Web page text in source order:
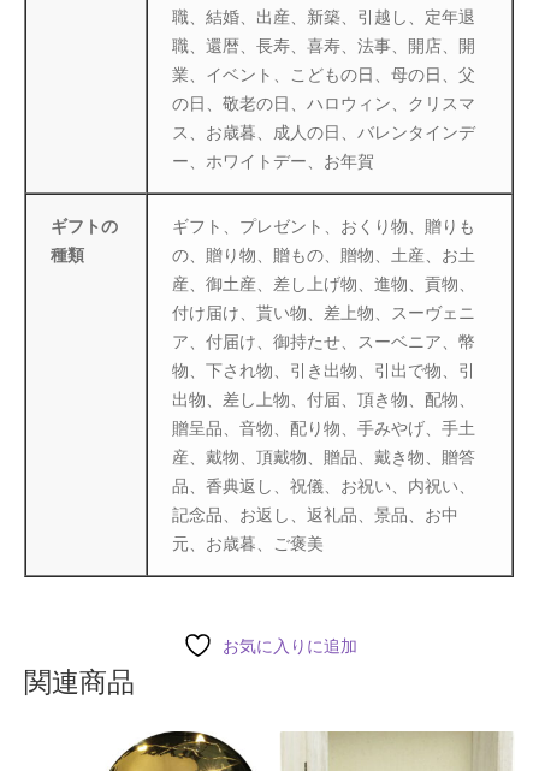
職、結婚、出産、新築、引越し、定年退
職、還暦、長寿、喜寿、法事、開店、開
業、イベント、こどもの日、母の日、父
の日、敬老の日、ハロウィン、クリスマ
ス、お歳暮、成人の日、バレンタインデ
ー、ホワイトデー、お年賀
ギフトの
種類
ギフト、プレゼント、おくり物、贈りも
の、贈り物、贈もの、贈物、土産、お土
産、御土産、差し上げ物、進物、貢物、
付け届け、貰い物、差上物、スーヴェニ
ア、付届け、御持たせ、スーベニア、幣
物、下され物、引き出物、引出で物、引
出物、差し上物、付届、頂き物、配物、
贈呈品、音物、配り物、手みやげ、手土
産、戴物、頂戴物、贈品、戴き物、贈答
品、香典返し、祝儀、お祝い、内祝い、
記念品、お返し、返礼品、景品、お中
元、お歳暮、ご褒美
お気に入りに追加
関連商品